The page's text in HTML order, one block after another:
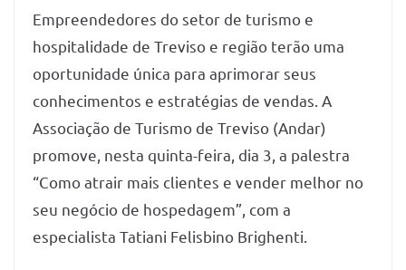
Empreendedores do setor de turismo e
hospitalidade de Treviso e região terão uma
oportunidade única para aprimorar seus
conhecimentos e estratégias de vendas. A
Associação de Turismo de Treviso (Andar)
promove, nesta quinta-feira, dia 3, a palestra
“Como atrair mais clientes e vender melhor no
seu negócio de hospedagem”, com a
especialista Tatiani Felisbino Brighenti.